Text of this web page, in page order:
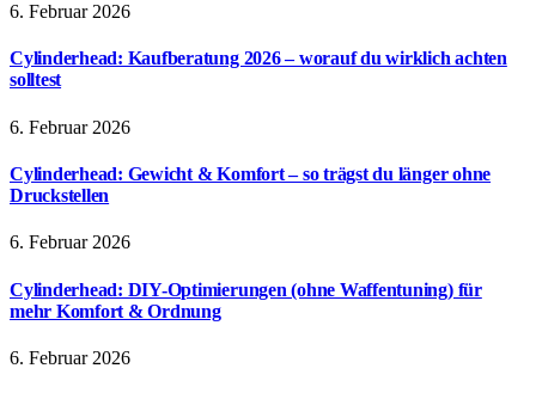
6. Februar 2026
Cylinderhead: Kaufberatung 2026 – worauf du wirklich achten
solltest
6. Februar 2026
Cylinderhead: Gewicht & Komfort – so trägst du länger ohne
Druckstellen
6. Februar 2026
Cylinderhead: DIY-Optimierungen (ohne Waffentuning) für
mehr Komfort & Ordnung
6. Februar 2026